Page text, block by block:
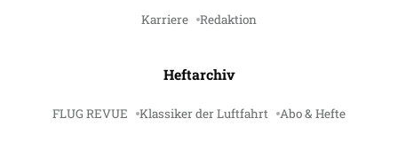
Karriere Redaktion
Heftarchiv
FLUG REVUE Klassiker der Luftfahrt Abo & Hefte